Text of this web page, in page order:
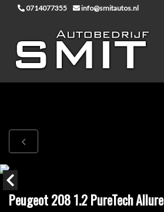
0714077355 info@smitautos.nl
Peugeot 208 1.2 PureTech Allure